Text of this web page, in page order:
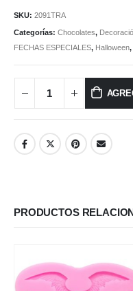
SKU: 2091TRA
Categorías: Chocolates,
FECHAS ESPECIALES, Halloween,
PRODUCTOS